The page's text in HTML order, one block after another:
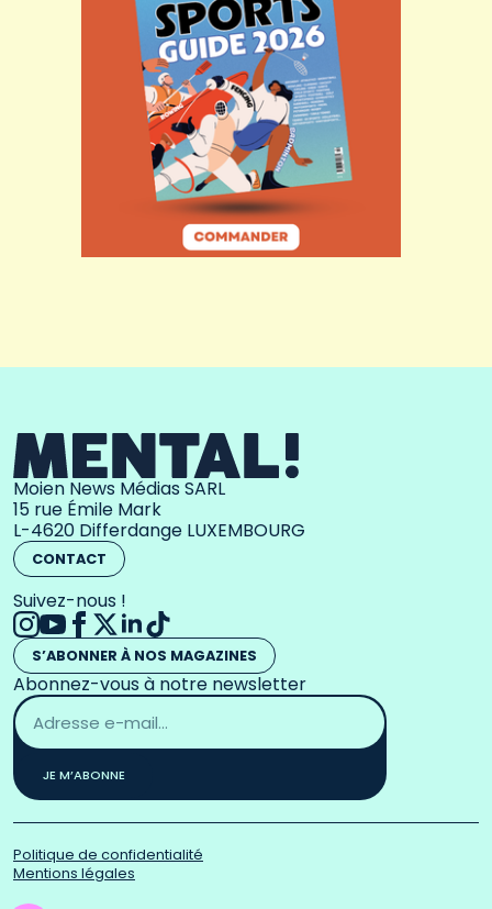
Moien News Médias SARL
15 rue Émile Mark
L-4620 Differdange LUXEMBOURG
CONTACT
Suivez-nous !
S’ABONNER À NOS MAGAZINES
Abonnez-vous à notre newsletter
Adresse
email
*
JE M’ABONNE
Politique de confidentialité
Mentions légales